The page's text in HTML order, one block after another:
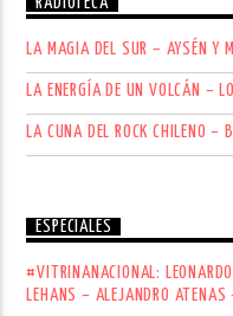
LA MAGIA DEL SUR – AYSÉN Y
LA ENERGÍA DE UN VOLCÁN –
LA CUNA DEL ROCK CHILENO –
ESPECIALES
#VITRINANACIONAL:
LEHANS – ALEJANDRO ATENAS